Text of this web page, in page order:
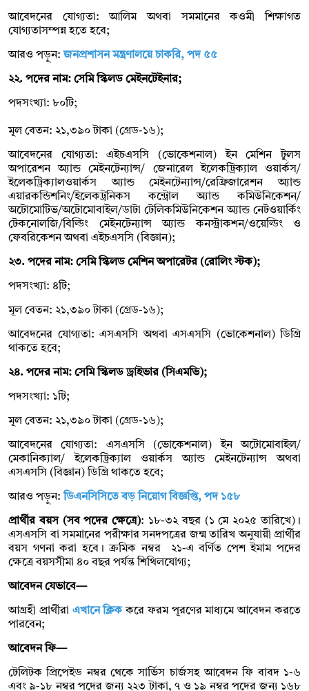
আবেদনের যোগ্যতা: আলিম অথবা সমমানের কওমী শিক্ষাগত
যোগ্যতাসম্পন্ন হতে হবে;
আরও পড়ুন:জনপ্রশাসন মন্ত্রণালয়ে চাকরি, পদ ৫৫
২২. পদের নাম: সেমি স্কিলড মেইনটেইনার;
পদসংখ্যা: ৮০টি;
মূল বেতন: ২১,৩৯০ টাকা (গ্রেড-১৬);
আবেদনের যোগ্যতা: এইচএসসি (ভোকেশনাল) ইন মেশিন টুলস
অপারেশন অ্যান্ড মেইনটেন্যান্স/ জেনারেল ইলেকট্রিক্যাল ওয়ার্কস/
ইলেকট্রিক্যালওয়ার্কস অ্যান্ড মেইনটেন্যান্স/রেফ্রিজারেশন অ্যান্ড
এয়ারকন্ডিশনিং/ইলেকট্রনিকস কন্ট্রোল অ্যান্ড কমিউনিকেশন/
অটোমোটিভ/অটোমোবাইল/ডাটা টেলিকমিউনিকেশন অ্যান্ড নেটওয়ার্কিং
টেকনোলজি/বিল্ডিং মেইনটেন্যান্স অ্যান্ড কনস্ট্রাকশন/ওয়েল্ডিং ও
ফেবরিকেশন অথবা এইচএসসি (বিজ্ঞান);
২৩. পদের নাম: সেমি স্কিলড মেশিন অপারেটর (রোলিং স্টক);
পদসংখ্যা: ৪টি;
মূল বেতন: ২১,৩৯০ টাকা (গ্রেড-১৬);
আবেদনের যোগ্যতা: এসএসসি অথবা এসএসসি (ভোকেশনাল) ডিগ্রি
থাকতে হবে;
২৪. পদের নাম: সেমি স্কিলড ড্রাইভার (সিএমভি);
পদসংখ্যা: ১টি;
মূল বেতন: ২১,৩৯০ টাকা (গ্রেড-১৬);
আবেদনের যোগ্যতা: এসএসসি (ভোকেশনাল) ইন অটোমোবাইল/
মেকানিক্যাল/ ইলেকট্রিক্যাল ওয়ার্কস অ্যান্ড মেইনটেন্যান্স অথবা
এসএসসি (বিজ্ঞান) ডিগ্রি থাকতে হবে;
আরও পড়ুন:ডিএনসিসিতে বড় নিয়োগ বিজ্ঞপ্তি, পদ ১৫৮
প্রার্থীর বয়স (সব পদের ক্ষেত্রে): ১৮-৩২ বছর (১ মে ২০২৫ তারিখে)।
এসএসসি বা সমমানের পরীক্ষার সনদপত্রের জন্ম তারিখ অনুযায়ী প্রার্থীর
বয়স গণনা করা হবে। ক্রমিক নম্বর ২১-এ বর্ণিত পেশ ইমাম পদের
ক্ষেত্রে বয়সসীমা ৪০ বছর পর্যন্ত শিথিলযোগ্য;
আবেদন যেভাবে—
আগ্রহী প্রার্থীরা এখানে ক্লিককরে ফরম পূরণের মাধ্যমে আবেদন করতে
পারবেন;
আবেদন ফি—
টেলিটক প্রিপেইড নম্বর থেকে সার্ভিস চার্জসহ আবেদন ফি বাবদ ১-৬
এবং ৯-১৮ নম্বর পদের জন্য ২২৩ টাকা, ৭ ও ১৯ নম্বর পদের জন্য ১৬৮